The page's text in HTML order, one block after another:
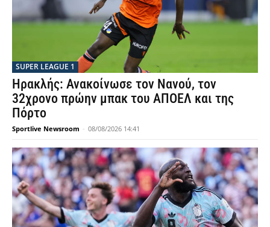
SUPER LEAGUE 1
Ηρακλής: Ανακοίνωσε τον Νανού, τον
32χρονο πρώην μπακ του ΑΠΟΕΛ και της
Πόρτο
Sportlive Newsroom - 08/08/2026 14:41